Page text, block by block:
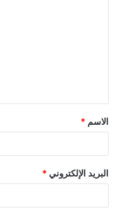
الاسم *
البريد الإلكتروني *